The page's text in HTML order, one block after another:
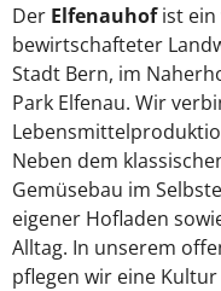
Der Elfenauhofist ein
bewirtschafteter
Stadt Bern, im
Park Elfenau. Wir
Neben dem
Gemüsebau im
eigener Hofladen
Alltag. In unserem
pflegen wir eine